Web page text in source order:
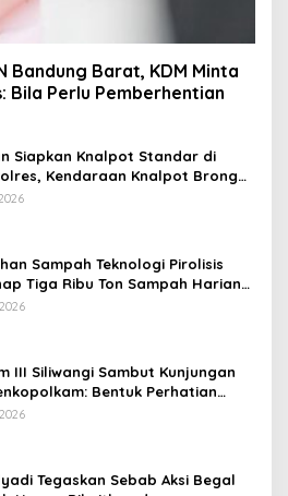
Bandung Barat, KDM Minta
Bila Perlu Pemberhentian
Siapkan Knalpot Standar di
Kendaraan Knalpot Brong
Langsung Ganti
Sampah Teknologi Pirolisis
Tiga Ribu Ton Sampah Harian
III Siliwangi Sambut Kunjungan
Bentuk Perhatian
Tegaskan Sebab Aksi Begal